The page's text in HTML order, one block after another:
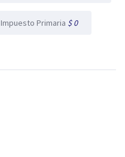
Impuesto Primaria $ 0